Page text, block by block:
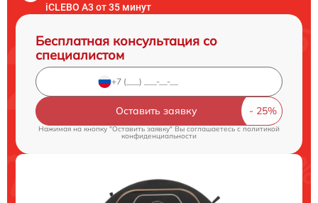
iCLEBO A3 от 35 минут
Бесплатная консультация со
специалистом
Оставить заявку
Нажимая на кнопку "Оставить заявку" Вы соглашаетесь cполитикой
конфиденциальности